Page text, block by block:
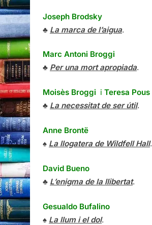
Joseph Brodsky
♣ La marca de l’aigua.
Marc Antoni Broggi
♣ Per una mort apropiada.
Moisès Broggi i Teresa Pous
♣ La necessitat de ser útil.
Anne Brontë
♠ La llogatera de Wildfell Hall.
David Bueno
♣ L’enigma de la llibertat.
Gesualdo Bufalino
♠ La llum i el dol.